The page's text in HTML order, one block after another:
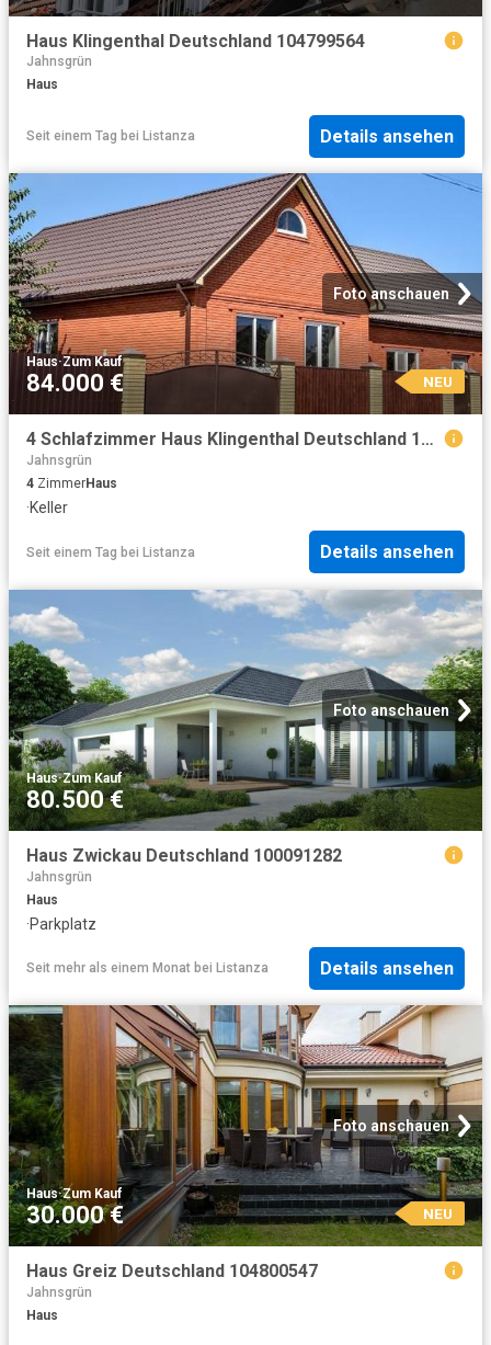
Haus Klingenthal Deutschland 104799564
Jahnsgrün
Haus
Seit einem Tag bei Listanza Details ansehen
Foto anschauen
Haus·Zum Kauf
84.000 € NEU
4 Schlafzimmer Haus Klingenthal Deutschland 104802306
Jahnsgrün
4 ZimmerHaus
·Keller
Seit einem Tag bei Listanza Details ansehen
Foto anschauen
Haus·Zum Kauf
80.500 €
Haus Zwickau Deutschland 100091282
Jahnsgrün
Haus
·Parkplatz
Seit mehr als einem Monat bei Listanza Details ansehen
Foto anschauen
Haus·Zum Kauf
30.000 € NEU
Haus Greiz Deutschland 104800547
Jahnsgrün
Haus